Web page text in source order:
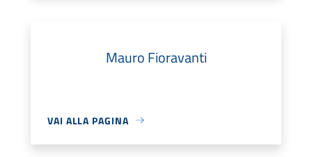
Mauro Fioravanti
VAI ALLA PAGINA